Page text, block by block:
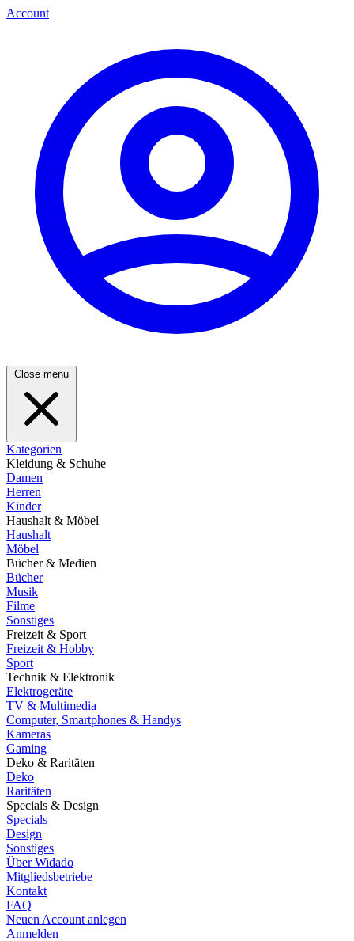
Account
Close menu
Kategorien
Kleidung & Schuhe
Damen
Herren
Kinder
Haushalt & Möbel
Haushalt
Möbel
Bücher & Medien
Bücher
Musik
Filme
Sonstiges
Freizeit & Sport
Freizeit & Hobby
Sport
Technik & Elektronik
Elektrogeräte
TV & Multimedia
Computer, Smartphones & Handys
Kameras
Gaming
Deko & Raritäten
Deko
Raritäten
Specials & Design
Specials
Design
Sonstiges
Über Widado
Mitgliedsbetriebe
Kontakt
FAQ
Neuen Account anlegen
Anmelden